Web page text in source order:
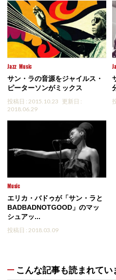
Jazz Music
サン・ラの音源をジャイルス・
ピーターソンがミックス
投稿日 : 2015.10.23 更新日 :
2018.06.29
Music
エリカ・バドゥが「サン・ラと
BADBADNOTGOOD」のマッ
シュアッ...
投稿日 : 2018.03.09
こんな記事も読まれてい